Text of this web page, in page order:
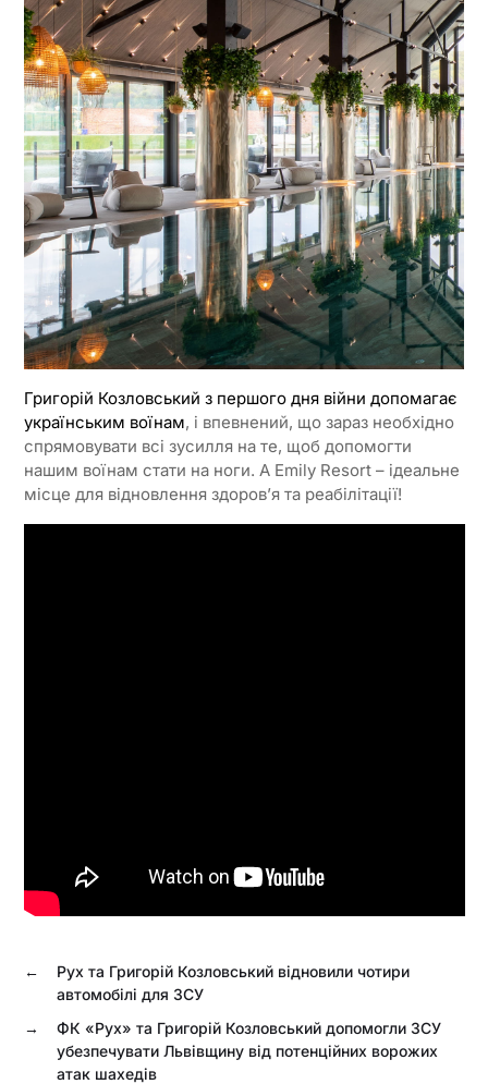
Григорій Козловський з першого дня війни допомагає
українським воїнам, і впевнений, що зараз необхідно
спрямовувати всі зусилля на те, щоб допомогти
нашим воїнам стати на ноги. А Emily Resort – ідеальне
місце для відновлення здоров’я та реабілітації!
←
Рух та Григорій Козловський відновили чотири
автомобілі для ЗСУ
→
ФК «Рух» та Григорій Козловський допомогли ЗСУ
убезпечувати Львівщину від потенційних ворожих
атак шахедів